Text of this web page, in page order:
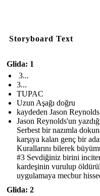
Storyboard Text
Glida: 1
3...
3...
TUPAC
Uzun Aşağı doğru
kaydeden Jason Reynolds
Jason Reynolds'un
Serbest bir nazımla
karşıya kalan genç bir
Kurallarını bilerek
#3 Sevdiğiniz birini
kardeşinin vurulup
uygulamaya mecbur
Glida: 2